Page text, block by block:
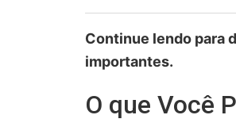
Continue lendo para
importantes.
O que Você